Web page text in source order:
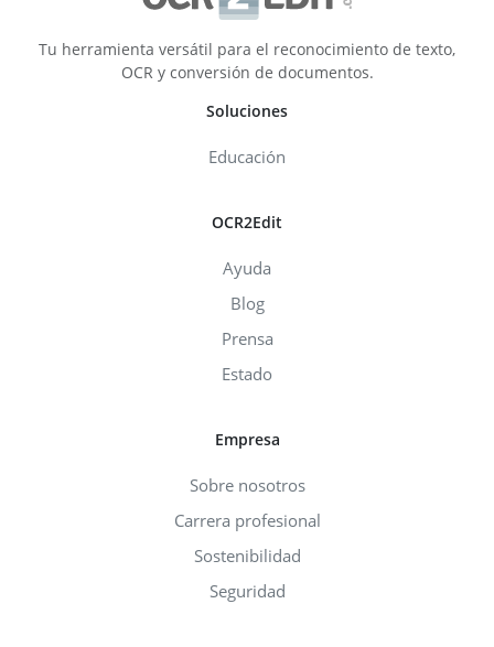
Tu herramienta versátil para el reconocimiento de texto,
OCR y conversión de documentos.
Soluciones
Educación
OCR2Edit
Ayuda
Blog
Prensa
Estado
Empresa
Sobre nosotros
Carrera profesional
Sostenibilidad
Seguridad